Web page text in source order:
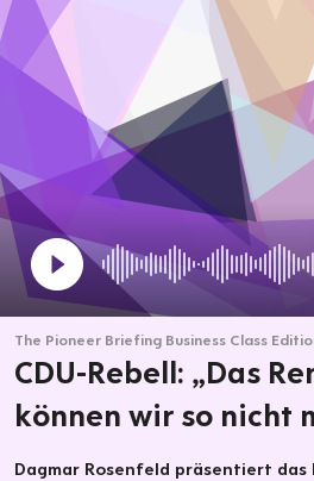
The Pioneer Briefing Business Class
CDU-Rebell: „Das
können wir so nicht
Dagmar Rosenfeld präsentiert das